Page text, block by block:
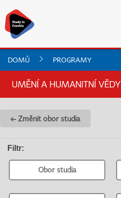
DOMŮ PROGRAMY
UMĚNÍ A HUMANITNÍ VĚDY
← Změnit obor studia
Filtr:
Obor studia